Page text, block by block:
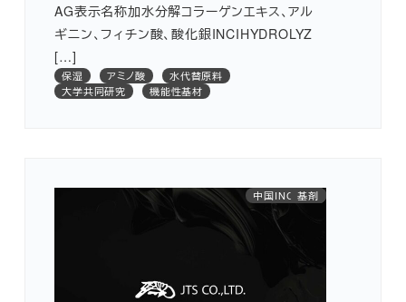
AG表示名称加水分解コラーゲンエキス、アル
ギニン、フィチン酸、酸化銀INCIHYDROLYZ
[…]
保湿 アミノ酸
水代替原料
大学共同研究
機能性基材
抗酸化
植物由来
水代替原料
中国INCI対応
基剤